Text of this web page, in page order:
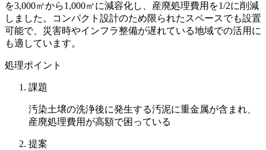
を3,000㎥から1,000㎥に減容化し、産廃処理費用を1/2に削減
しました。コンパクト設計のため限られたスペースでも設置
可能で、災害時やインフラ整備が遅れている地域での活用に
も適しています。
処理ポイント
課題
汚染土壌の洗浄後に発生する汚泥に重金属が含まれ、
産廃処理費用が高額で困っている
提案